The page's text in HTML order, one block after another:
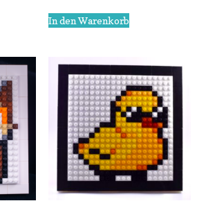
In den Warenkorb